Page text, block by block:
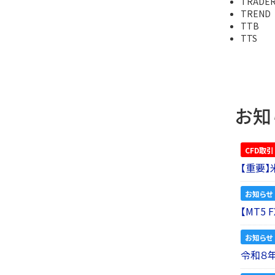
TREND
TTB
TTS
お
CFD取引
【重要
お知らせ
【MT5
お知らせ
令和８